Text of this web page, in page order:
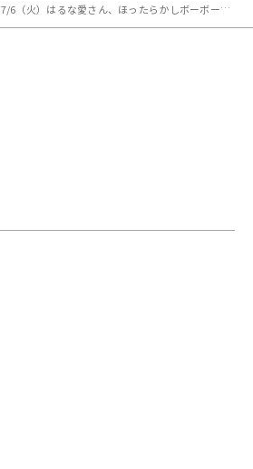
7/6（火）はるな愛さん、ほったらかしボーボー家庭菜園で蚊と戦いながら野菜を栽培！？